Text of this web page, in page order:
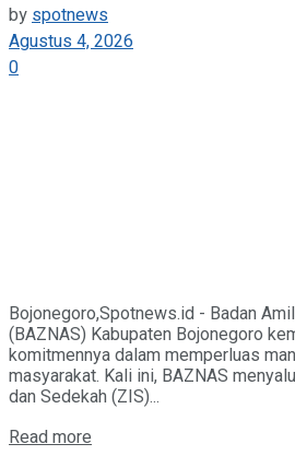
by spotnews
Agustus 4, 2026
0
Bojonegoro,Spotnews.id - Badan
(BAZNAS) Kabupaten Bojonegoro
komitmennya dalam memperluas
masyarakat. Kali ini, BAZNAS
dan Sedekah (ZIS)...
Read more